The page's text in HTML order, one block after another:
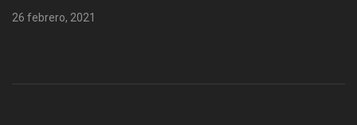
26 febrero, 2021